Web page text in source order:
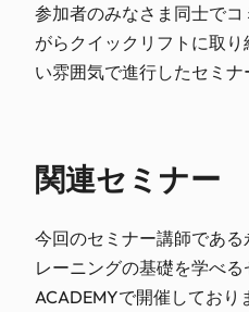
参加者のみなさま同士で
がらクイックリフトに取
い雰囲気で進行したセミナ
関連セミナー
今回のセミナー講師であ
レーニングの基礎を学べ
ACADEMYで開催しており